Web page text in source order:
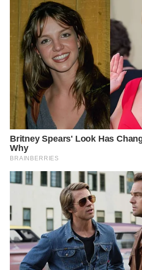
— Ти навіть не знаєш їх.
— Я знаю життя.
— Ти просто не віриш, що родина може